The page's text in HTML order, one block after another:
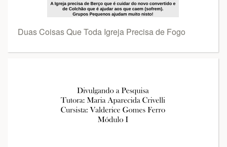
Duas Coisas Que Toda Igreja Precisa de Fogo